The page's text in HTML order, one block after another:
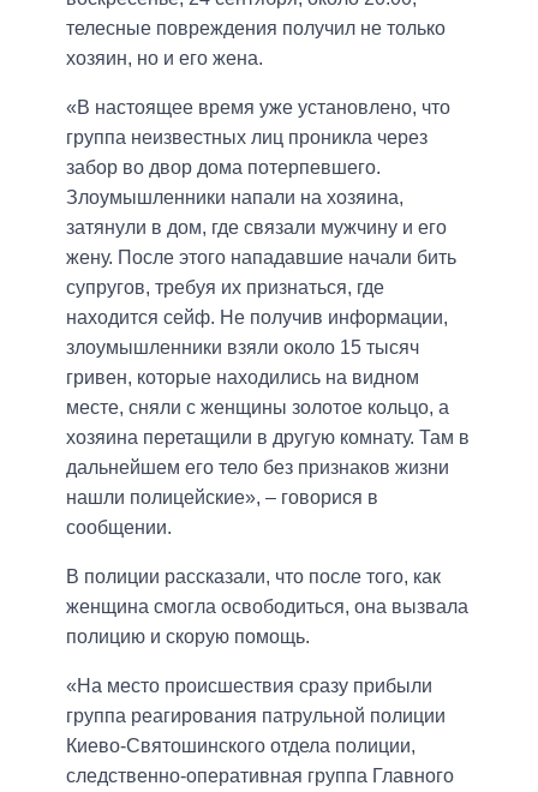
телесные повреждения получил не только
хозяин, но и его жена.
«В настоящее время уже установлено, что
группа неизвестных лиц проникла через
забор во двор дома потерпевшего.
Злоумышленники напали на хозяина,
затянули в дом, где связали мужчину и его
жену. После этого нападавшие начали бить
супругов, требуя их признаться, где
находится сейф. Не получив информации,
злоумышленники взяли около 15 тысяч
гривен, которые находились на видном
месте, сняли с женщины золотое кольцо, а
хозяина перетащили в другую комнату. Там в
дальнейшем его тело без признаков жизни
нашли полицейские», – говорися в
сообщении.
В полиции рассказали, что после того, как
женщина смогла освободиться, она вызвала
полицию и скорую помощь.
«На место происшествия сразу прибыли
группа реагирования патрульной полиции
Киево-Святошинского отдела полиции,
следственно-оперативная группа Главного